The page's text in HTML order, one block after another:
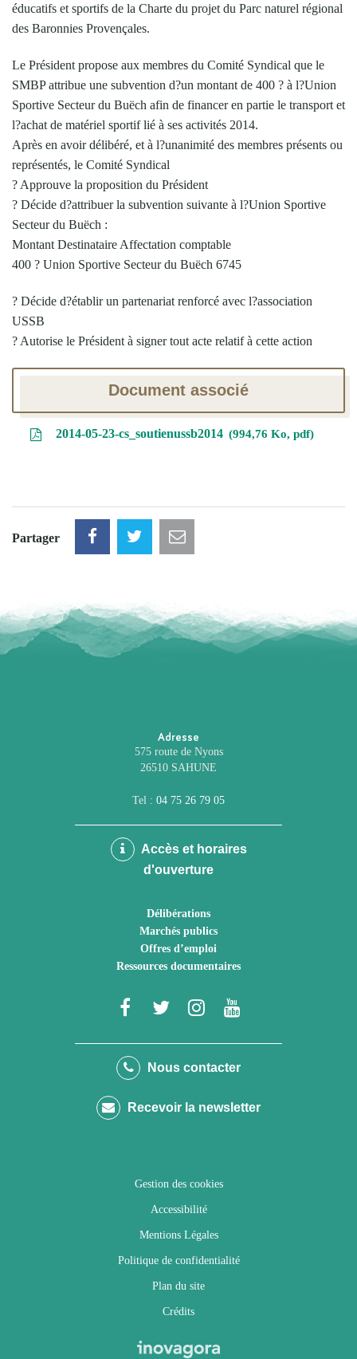
éducatifs et sportifs de la Charte du projet du Parc naturel régional
des Baronnies Provençales.
Le Président propose aux membres du Comité Syndical que le
SMBP attribue une subvention d?un montant de 400 ? à l?Union
Sportive Secteur du Buëch afin de financer en partie le transport et
l?achat de matériel sportif lié à ses activités 2014.
Après en avoir délibéré, et à l?unanimité des membres présents ou
représentés, le Comité Syndical
? Approuve la proposition du Président
? Décide d?attribuer la subvention suivante à l?Union Sportive
Secteur du Buëch :
Montant Destinataire Affectation comptable
400 ? Union Sportive Secteur du Buëch 6745
? Décide d?établir un partenariat renforcé avec l?association
USSB
? Autorise le Président à signer tout acte relatif à cette action
Document associé
2014-05-23-cs_soutienussb2014 994,76 Ko, pdf
Partager
Adresse
575 route de Nyons
26510 SAHUNE
Tel : 04 75 26 79 05
Accès et horaires
d'ouverture
Délibérations
Marchés publics
Offres d’emploi
Ressources documentaires
Lien
le
Facebook
Lien
le
Twitter
Lien
le
Instagram
Youtube
Nous contacter
Recevoir la newsletter
Gestion des cookies
Accessibilité
Mentions Légales
Politique de confidentialité
Plan du site
Crédits